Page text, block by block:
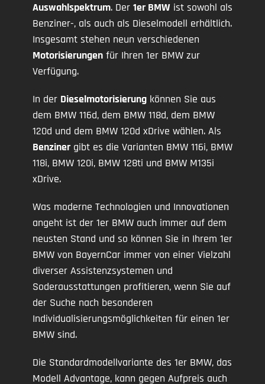
Auswahlspektrum. Der 1er BMW ist sowohl als
Benziner-, als auch als Dieselmodell erhältlich.
Insgesamt stehen neun verschiedenen
Motorisierungen für Ihren 1er BMW zur
Verfügung.
In der Dieselmotorisierung können Sie aus
dem BMW 116d, dem BMW 118d, dem BMW
120d und dem BMW 120d xDrive wählen. Als
Benziner gibt es die Varianten BMW 116i, BMW
118i, BMW 120i, BMW 128ti und BMW M135i
xDrive.
Was moderne Technologien und Innovationen
angeht ist der 1er BMW auch immer auf dem
neusten Stand und so können Sie in Ihrem 1er
BMW von BayernCar immer von einer Vielzahl
diverser Assistenzsystemen und
Soderausstattungen profitieren, wenn Sie auf
der Suche nach besonderen
Individualisierungsmöglichkeiten für einen 1er
BMW sind.
Die Standardmodellvariante des 1er BMW, das
Modell Advantage, kann gegen Aufpreis auch